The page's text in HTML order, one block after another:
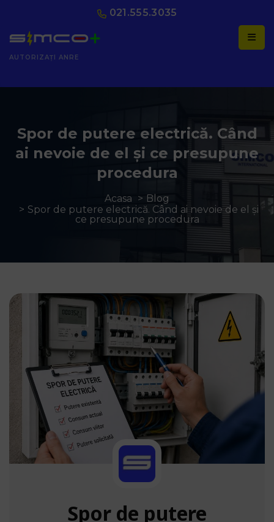
021.555.3035
AUTORIZAȚI ANRE
Spor de putere electrică. Când
ai nevoie de el și ce presupune
procedura
Acasa
Blog
Spor de putere electrică. Când ai nevoie de el și
ce presupune procedura
Spor de putere